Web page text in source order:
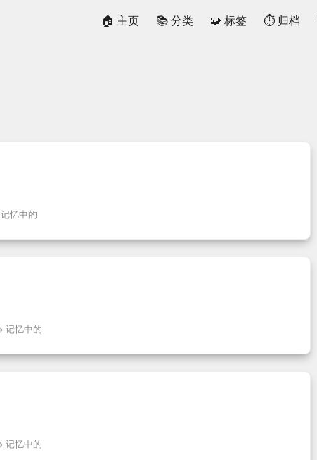
🏠 主页 📚 分类 🧩 标签 ⏱ 归档
记忆中的
记忆中的
记忆中的